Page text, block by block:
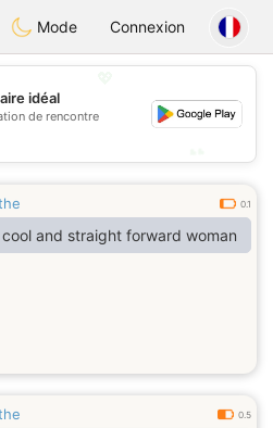
Chat
Mode Connexion
idéal
de rencontre
0.1
cool and straight forward woman
0.5